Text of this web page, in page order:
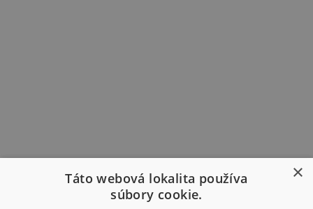
×
Táto webová lokalita používa
súbory cookie.